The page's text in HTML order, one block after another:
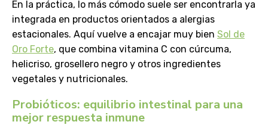
En la práctica, lo más cómodo suele ser encontrarla ya
integrada en productos orientados a alergias
estacionales. Aquí vuelve a encajar muy bien Sol de
Oro Forte, que combina vitamina C con cúrcuma,
helicriso, grosellero negro y otros ingredientes
vegetales y nutricionales.
Probióticos: equilibrio intestinal para una
mejor respuesta inmune